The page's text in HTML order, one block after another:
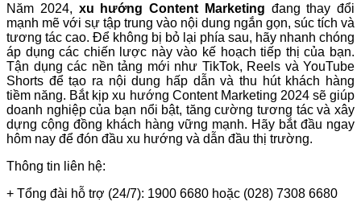
Năm 2024, xu hướng Content Marketing đang thay đổi
mạnh mẽ với sự tập trung vào nội dung ngắn gọn, súc tích và
tương tác cao. Để không bị bỏ lại phía sau, hãy nhanh chóng
áp dụng các chiến lược này vào kế hoạch tiếp thị của bạn.
Tận dụng các nền tảng mới như TikTok, Reels và YouTube
Shorts để tạo ra nội dung hấp dẫn và thu hút khách hàng
tiềm năng. Bắt kịp xu hướng Content Marketing 2024 sẽ giúp
doanh nghiệp của bạn nổi bật, tăng cường tương tác và xây
dựng cộng đồng khách hàng vững mạnh. Hãy bắt đầu ngay
hôm nay để đón đầu xu hướng và dẫn đầu thị trường.
Thông tin liên hệ:
+ Tổng đài hỗ trợ (24/7): 1900 6680 hoặc (028) 7308 6680